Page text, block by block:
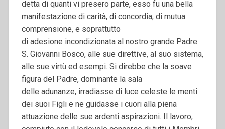
detta di quanti vi presero parte, esso fu una bella
manifestazione di carità, di concordia, di mutua
comprensione, e soprattutto
di adesione incondizionata al nostro grande Padre
S. Giovanni Bosco, alle sue direttive, al suo sistema,
alle sue virtù ed esempi. Si direbbe che la soave
figura del Padre, dominante la sala
delle adunanze, irradiasse di luce celeste le menti
dei suoi Figli e ne guidasse i cuori alla piena
attuazione delle sue ardenti aspirazioni. Il lavoro,